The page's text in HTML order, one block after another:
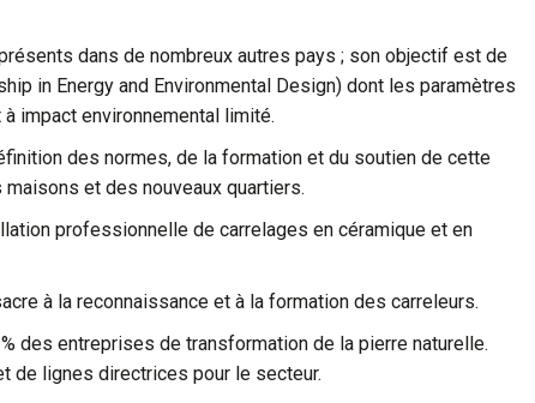
dans de nombreux autres pays ; son objectif est de
in Energy and Environmental Design) dont les paramètres
impact environnemental limité.
des normes, de la formation et du soutien de cette
et des nouveaux quartiers.
professionnelle de carrelages en céramique et en
à la reconnaissance et à la formation des carreleurs.
des entreprises de transformation de la pierre naturelle.
de lignes directrices pour le secteur.